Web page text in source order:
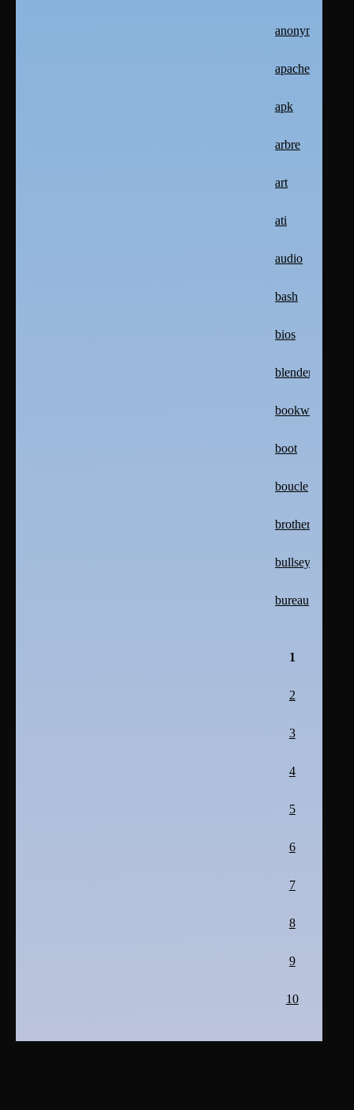
anonymat
apache2
apk
arbre
art
ati
audio
bash
bios
blender
bookworm
boot
boucle
brother
bullseye
bureau
1
2
3
4
5
6
7
8
9
10